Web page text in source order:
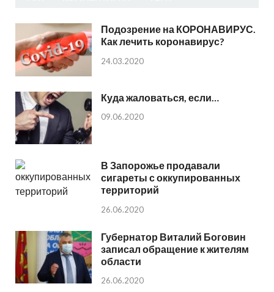
Подозрение на КОРОНАВИРУС.
Как лечить коронавирус?
24.03.2020
Куда жаловаться, если…
09.06.2020
В Запорожье продавали
сигареты с оккупированных
территорий
26.06.2020
Губернатор Виталий Боговин
записал обращение к жителям
области
26.06.2020